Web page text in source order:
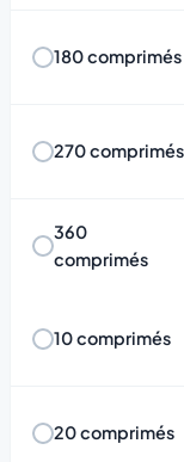
180 comprimés
270 comprimés
360
comprimés
10 comprimés
20 comprimés